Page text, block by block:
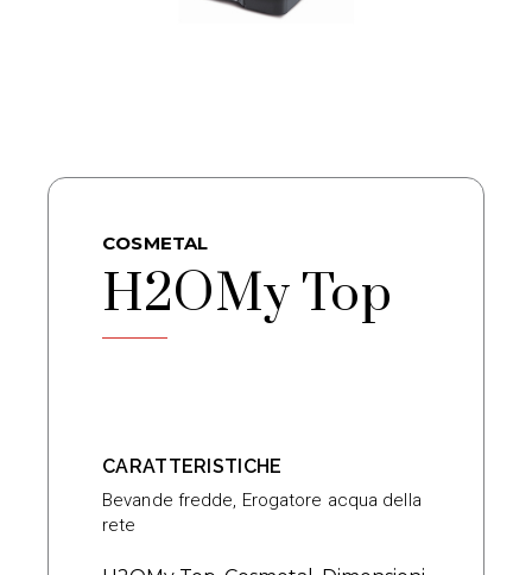
COSMETAL
H2OMy Top
CARATTERISTICHE
Bevande fredde, Erogatore acqua della
rete